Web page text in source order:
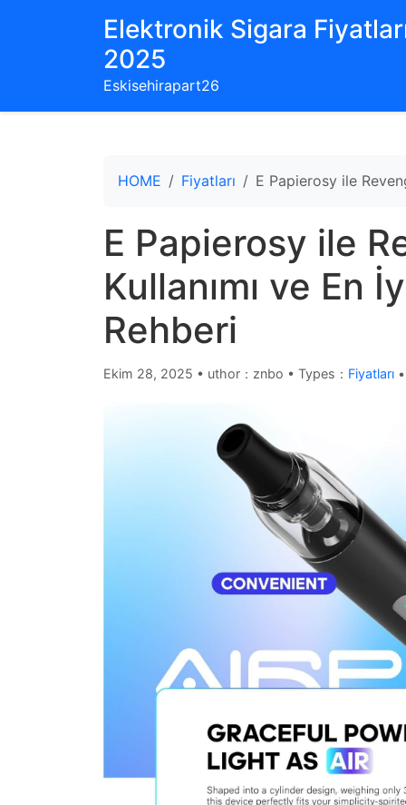
Elektronik Sigara
2025
Eskisehirapart26
HOME Fiyatları E Papierosy ile
E Papierosy ile
Kullanımı ve En
Rehberi
Ekim 28, 2025 • uthor：znbo • Types： Fiyatları